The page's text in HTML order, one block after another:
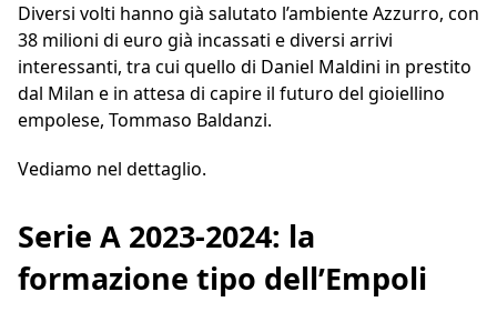
Diversi volti hanno già salutato l’ambiente Azzurro, con
38 milioni di euro già incassati e diversi arrivi
interessanti, tra cui quello di Daniel Maldini in prestito
dal Milan e in attesa di capire il futuro del gioiellino
empolese, Tommaso Baldanzi.
Vediamo nel dettaglio.
Serie A 2023-2024: la
formazione tipo dell’Empoli